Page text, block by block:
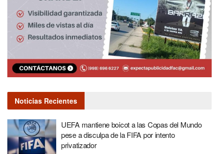
Noticias Recientes
UEFA mantiene boicot a las Copas del Mundo
pese a disculpa de la FIFA por intento
privatizador